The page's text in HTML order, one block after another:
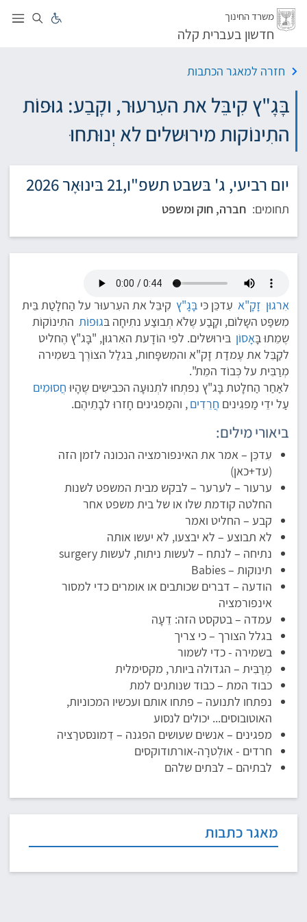
דלג
משרד החינוך
חדשון בעברית קלה
מאגר כתבות
חזרה למאגר הכתבות
בָּגָ"ץ קִיבֵּל את העִרעוּר, וקָבַע: גוּפוֹת
התִינוֹקות מירוּשלים לא יְנוּתחוּ
יום רביעי, ג' בּשבט תשפ"ו,21 בּינוּאָר 2026
תחומים: חברה, חוק ומשפט
אִרגוּן זָקָ"א עִדכֵּן כּי בָּגָ"ץ קִיבֵּל את העִרעוּר על הַחלָטַת בֵּית
מִשפַּט השָלוֹם, וקָבַע שֶלֹא תְבוּצַע נתִיחָה בּגוּפוֹת התִינוֹקוֹת
שֶמֵתוּ בָּאָסוֹן בּירוּשלים. לפִי הוֹדָעת האִרגוּן, "בָּג"ץ הֶחליט
לקַבֵּל את עֶמדַת זָק"א והמִשפָּחות, בּגלַל הצוֹרֶך בּשמִירה
מְרַבִּית על כְּבוֹד המֵת".
לאַחַר הַחלָטת בָּג"ץ נִפתְחוּ לתְנוּעָה הכּבִישִים שֶהָיוּחֲסוּמִים
עַל ידֵי מַפגִינים חֲרֵדִים, והמַפגינים חָזרוּ לבָתֵיהֶם.
ביאורי מילים:
עִדכֵּן – אמר את האינפורמציה הנכונה לזמן הזה
(עד+כאן)
ערעור – לערער – לבקש מבית המשפט לשנות
החלטה קודמת שלו או של בית משפט אחר
קבע – החליט ואמר
לא תבוצע – לא יבצעו, לא יעשו אותה
נתיחה – לנתח – לעשות ניתוח, לעשות surgery
תינוקות – Babies
הודעה – דברים שכותבים או אומרים כדי למסור
אינפורמציה
עמדה – בטקסט הזה: דֵעָה
בגלל הצורך – כי צריך
בשמירה - כדי לשמור
מְרַבִּית – הגדולה ביותר, מקסימלית
כבוד המת – כבוד שנותנים למת
נפתחו לתנועה – פתחו אותם ועכשיו המכוניות,
האוטובוסים... יכולים לנסוע
מפגינים – אנשים שעושים הפגנה – דֵמונסטרַציה
חרדים - אוּלְטרָה-אורתודוקסים
לבתיהם – לבּתים שלהם